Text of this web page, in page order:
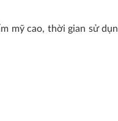
mỹ cao, thời gian sử